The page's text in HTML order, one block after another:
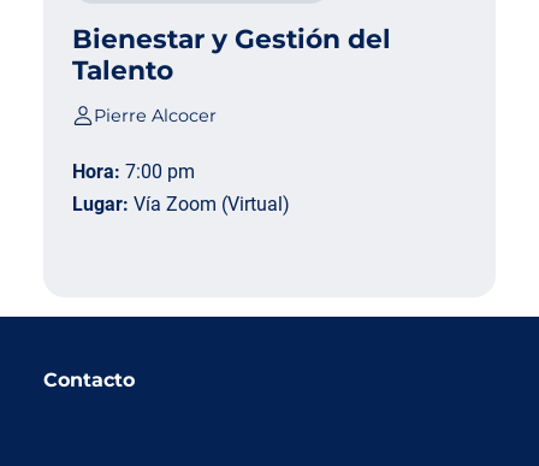
Bienestar y Gestión del
Talento
Pierre Alcocer
Hora: 7:00 pm
Lugar: Vía Zoom (Virtual)
Contacto